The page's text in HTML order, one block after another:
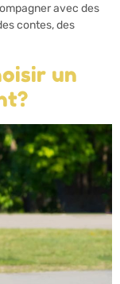
avec des
contes, des
un